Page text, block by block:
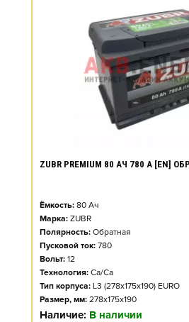
ZUBR PREMIUM 80 АЧ 780 А [EN]
Ёмкость: 80 Ач
Марка: ZUBR
Полярность: Обратная
Пусковой ток: 780
Вольт: 12
Технология: Ca/Ca
Тип корпуса: L3 (278x175x190) EURO
Размер, мм: 278x175x190
Наличие: В наличии